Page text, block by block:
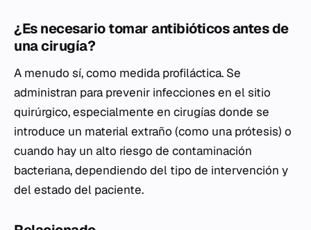
¿Es necesario tomar antibióticos antes de
una cirugía?
A menudo sí, como medida profiláctica. Se
administran para prevenir infecciones en el sitio
quirúrgico, especialmente en cirugías donde se
introduce un material extraño (como una prótesis) o
cuando hay un alto riesgo de contaminación
bacteriana, dependiendo del tipo de intervención y
del estado del paciente.